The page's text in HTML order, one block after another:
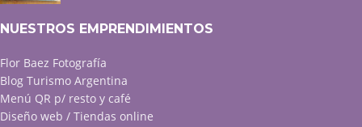
NUESTROS EMPRENDIMIENTOS
Flor Baez Fotografía
Blog Turismo Argentina
Menú QR p/ resto y café
Diseño web / Tiendas online